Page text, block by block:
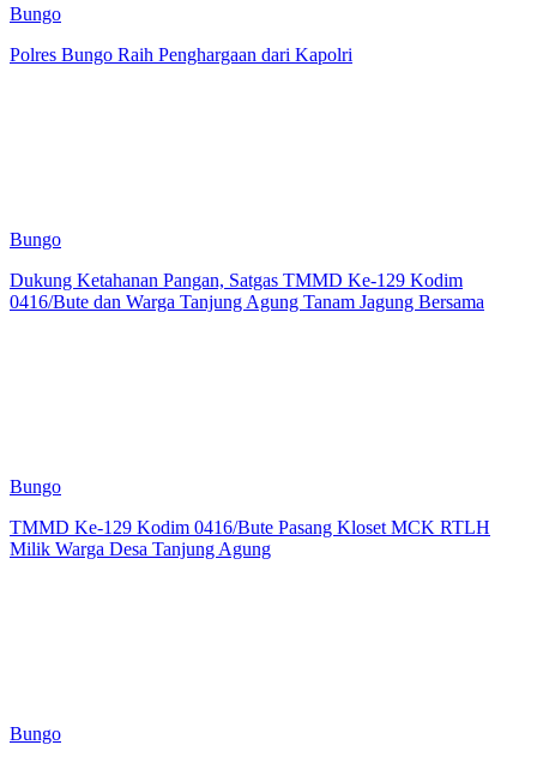
Bungo
Polres Bungo Raih Penghargaan dari Kapolri
Bungo
Dukung Ketahanan Pangan, Satgas TMMD Ke-129 Kodim
0416/Bute dan Warga Tanjung Agung Tanam Jagung Bersama
Bungo
TMMD Ke-129 Kodim 0416/Bute Pasang Kloset MCK RTLH
Milik Warga Desa Tanjung Agung
Bungo